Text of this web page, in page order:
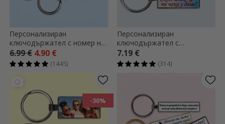
Персонализиран
ключодържател с номер на
кола
6.99 € 4.90 €
(1445)
Персонализиран
ключодържател с
фотография и текст
7.19 €
(314)
-30%